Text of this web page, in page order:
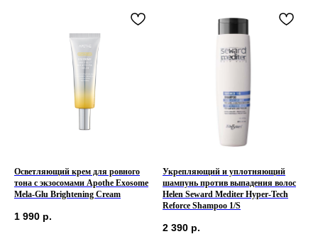
Осветляющий крем для ровного
тона с экзосомами Apothe Exosome
Mela-Glu Brightening Cream
1 990 р.
Укрепляющий и уплотняющий
шампунь против выпадения волос
Helen Seward Mediter Hyper-Tech
Reforce Shampoo 1/S
2 390 р.